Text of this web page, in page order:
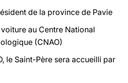
de la province de Pavie
au Centre National
(CNAO)
le Saint-Père sera accueilli par